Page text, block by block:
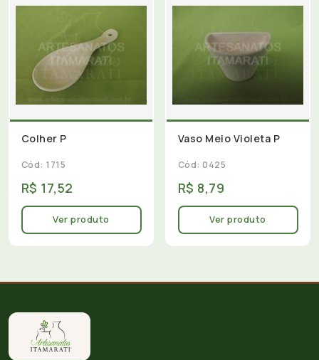
Colher P
Cód: 1715
R$ 17,52
Ver produto
Vaso Meio Violeta P
Cód: 0425
R$ 8,79
Ver produto